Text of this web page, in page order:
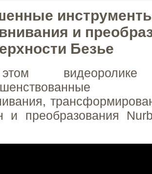
и
Безье
видеоролике
и преобразования